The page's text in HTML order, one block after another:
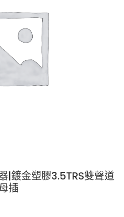
|鍍金塑膠3.5TRS雙聲道
插